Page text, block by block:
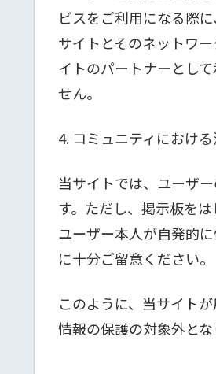
ビスをご利用になる際
サイトとそのネットワ
イトのパートナーとし
せん。
4. コミュニティにおけ
当サイトでは、ユーザ
す。ただし、掲示板を
ユーザー本人が自発的
に十分ご留意ください。
このように、当サイト
情報の保護の対象外と